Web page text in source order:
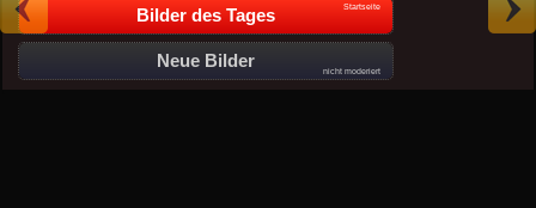
Bilder des Tages Startseite
Neue Bilder
nicht moderiert